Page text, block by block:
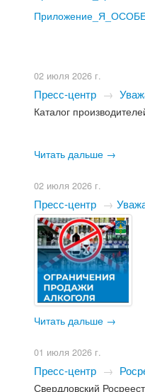
02 июля 2026 г.
Пресс-центр →
Каталог
Читать дальше →
02 июля 2026 г.
Пресс-центр →
Читать дальше →
01 июля 2026 г.
Пресс-центр →
Свердловский